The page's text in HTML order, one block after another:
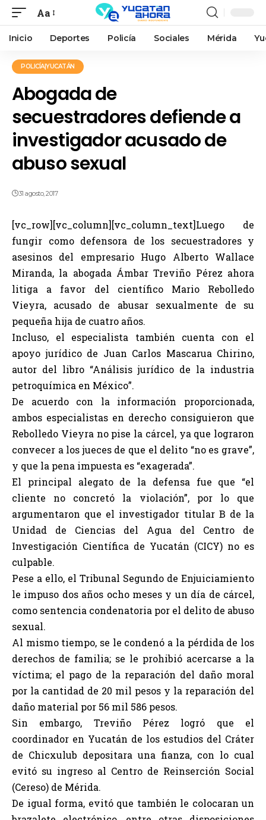
Aa
Inicio Deportes Policía Sociales Mérida
POLICÍA|YUCATÁN
Abogada de
secuestradores defiende a
investigador acusado de
abuso sexual
31 agosto, 2017
[vc_row][vc_column][vc_column_text]Luego de
fungir como defensora de los secuestradores y
asesinos del empresario Hugo Alberto Wallace
Miranda, la abogada Ámbar Treviño Pérez ahora
litiga a favor del científico Mario Rebolledo
Vieyra, acusado de abusar sexualmente de su
pequeña hija de cuatro años.
Incluso, el especialista también cuenta con el
apoyo jurídico de Juan Carlos Mascarua Chirino,
autor del libro “Análisis jurídico de la industria
petroquímica en México”.
De acuerdo con la información proporcionada,
ambos especialistas en derecho consiguieron que
Rebolledo Vieyra no pise la cárcel, ya que lograron
convecer a los jueces de que el delito “no es grave”,
y que la pena impuesta es “exagerada”.
El principal alegato de la defensa fue que “el
cliente no concretó la violación”, por lo que
argumentaron que el investigador titular B de la
Unidad de Ciencias del Agua del Centro de
Investigación Científica de Yucatán (CICY) no es
culpable.
Pese a ello, el Tribunal Segundo de Enjuiciamiento
le impuso dos años ocho meses y un día de cárcel,
como sentencia condenatoria por el delito de abuso
sexual.
Al mismo tiempo, se le condenó a la pérdida de los
derechos de familia; se le prohibió acercarse a la
víctima; el pago de la reparación del daño moral
por la cantidad de 20 mil pesos y la reparación del
daño material por 56 mil 586 pesos.
Sin embargo, Treviño Pérez logró que el
coordinador en Yucatán de los estudios del Cráter
de Chicxulub depositara una fianza, con lo cual
evitó su ingreso al Centro de Reinserción Social
(Cereso) de Mérida.
De igual forma, evitó que también le colocaran un